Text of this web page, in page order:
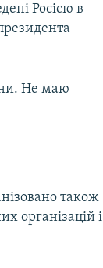
Росією в
Не маю
також
організацій і